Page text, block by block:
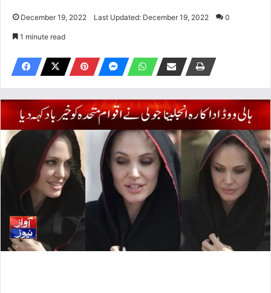
December 19, 2022 Last Updated: December 19, 2022 0
1 minute read